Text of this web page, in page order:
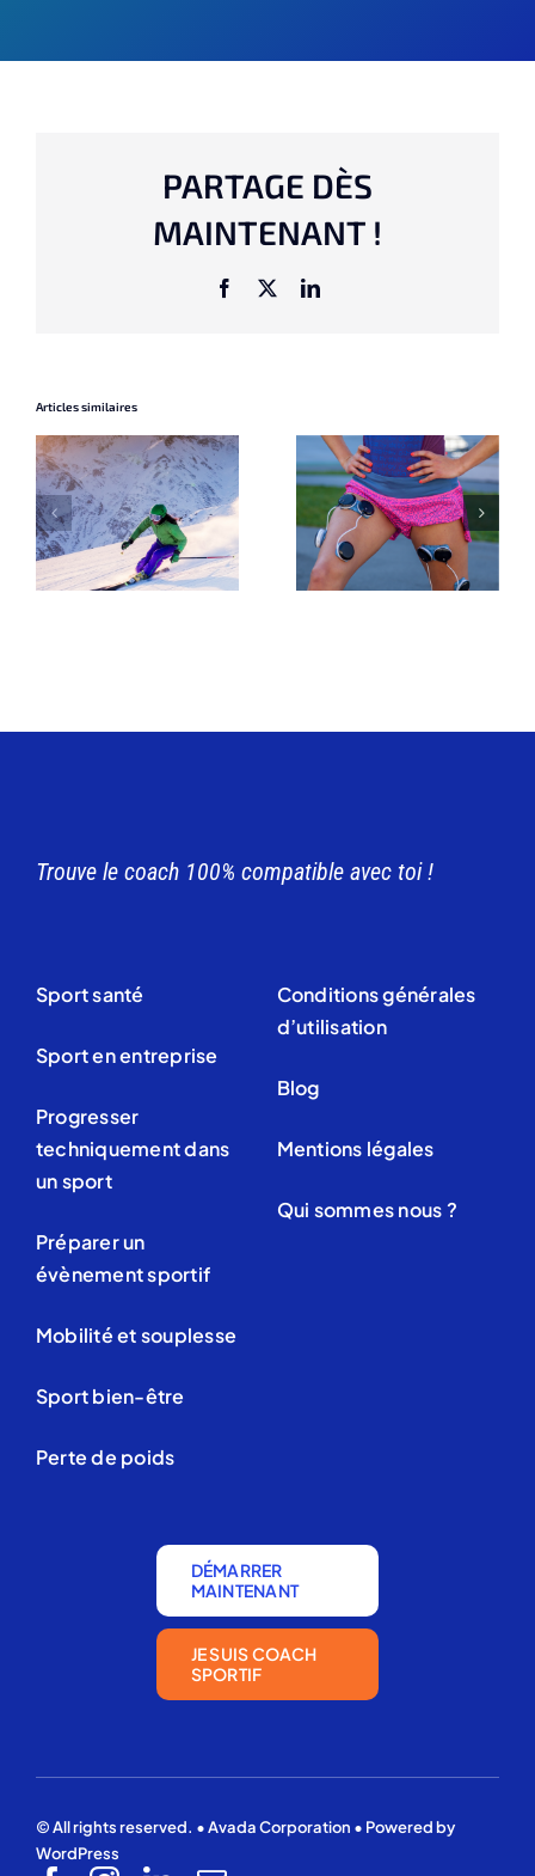
PARTAGE DÈS
MAINTENANT !
Facebook LinkedIn
Articles similaires
Trouve le coach 100% compatible avec toi !
Sport santé
Sport en entreprise
Progresser
techniquement dans
un sport
Préparer un
évènement sportif
Mobilité et souplesse
Sport bien-être
Perte de poids
Conditions générales
d’utilisation
Blog
Mentions légales
Qui sommes nous ?
DÉMARRER
MAINTENANT
JE SUIS COACH
SPORTIF
© All rights reserved. • Avada Corporation • Powered by
WordPress